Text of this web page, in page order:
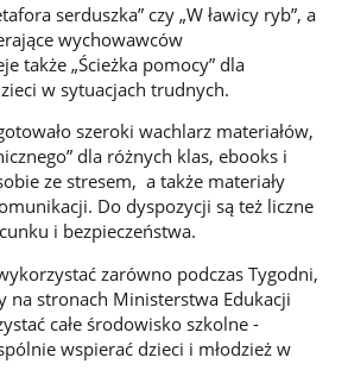
serduszka” czy „W ławicy ryb”, a
wychowawców
także „Ścieżka pomocy” dla
w sytuacjach trudnych.
szeroki wachlarz materiałów,
dla różnych klas, ebooks i
ze stresem, a także materiały
Do dyspozycji są też liczne
i bezpieczeństwa.
zarówno podczas Tygodni,
na stronach Ministerstwa Edukacji
całe środowisko szkolne -
wspierać dzieci i młodzież w